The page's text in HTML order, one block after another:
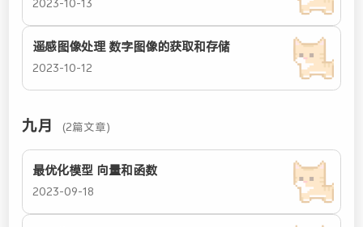
2023-10-13
遥感图像处理 数字图像的获取和存储
2023-10-12
九月 (2篇文章)
最优化模型 向量和函数
2023-09-18